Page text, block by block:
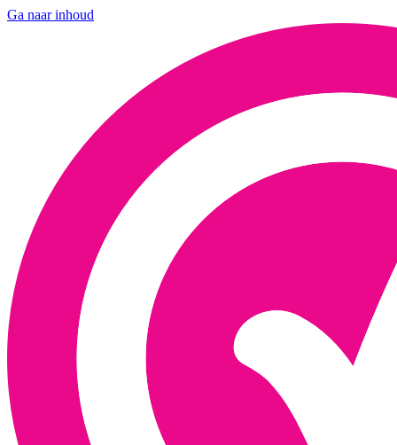
Ga naar inhoud